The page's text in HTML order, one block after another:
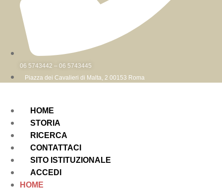
06 5743442 – 06 5743445
Piazza dei Cavalieri di Malta, 2 00153 Roma
HOME
STORIA
RICERCA
CONTATTACI
SITO ISTITUZIONALE
ACCEDI
HOME